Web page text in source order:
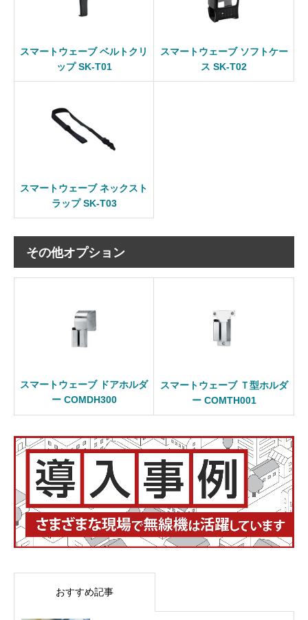
スマートウェーブ ベルトクリ
ップ SK-T01
スマートウェーブ ソフトケー
ス SK-T02
スマートウェーブ ネックスト
ラップ SK-T03
その他オプション
スマートウェーブ ドアホルダ
ー COMDH300
スマートウェーブ Ｔ型ホルダ
ー COMTH001
おすすめ記事